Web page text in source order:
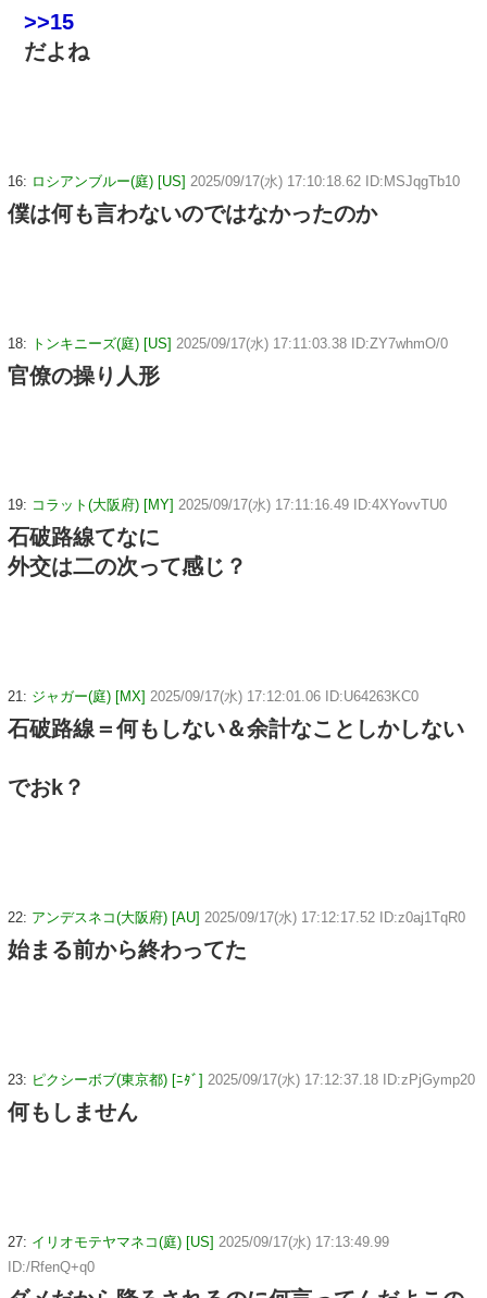
>>15
だよね
16: ロシアンブルー(庭) [US] 2025/09/17(水) 17:10:18.62 ID:MSJqgTb10
僕は何も言わないのではなかったのか
18: トンキニーズ(庭) [US] 2025/09/17(水) 17:11:03.38 ID:ZY7whmO/0
官僚の操り人形
19: コラット(大阪府) [MY] 2025/09/17(水) 17:11:16.49 ID:4XYovvTU0
石破路線てなに
外交は二の次って感じ？
21: ジャガー(庭) [MX] 2025/09/17(水) 17:12:01.06 ID:U64263KC0
石破路線＝何もしない＆余計なことしかしない
でおk？
22: アンデスネコ(大阪府) [AU] 2025/09/17(水) 17:12:17.52 ID:z0aj1TqR0
始まる前から終わってた
23: ピクシーボブ(東京都) [ﾆﾀﾞ] 2025/09/17(水) 17:12:37.18 ID:zPjGymp20
何もしません
27: イリオモテヤマネコ(庭) [US] 2025/09/17(水) 17:13:49.99
ID:/RfenQ+q0